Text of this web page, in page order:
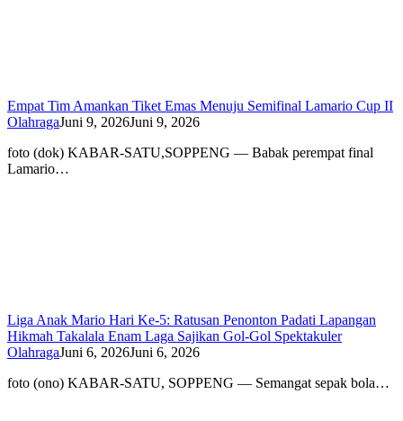
Empat Tim Amankan Tiket Emas Menuju Semifinal Lamario Cup II
OlahragaJuni 9, 2026Juni 9, 2026
foto (dok) KABAR-SATU,SOPPENG — Babak perempat final
Lamario…
Liga Anak Mario Hari Ke-5: Ratusan Penonton Padati Lapangan
Hikmah Takalala Enam Laga Sajikan Gol-Gol Spektakuler
OlahragaJuni 6, 2026Juni 6, 2026
foto (ono) KABAR-SATU, SOPPENG — Semangat sepak bola…